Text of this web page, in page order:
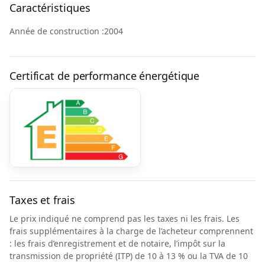
Caractéristiques
Année de construction :2004
Certificat de performance énergétique
Taxes et frais
Le prix indiqué ne comprend pas les taxes ni les frais. Les
frais supplémentaires à la charge de l’acheteur comprennent
: les frais d’enregistrement et de notaire, l’impôt sur la
transmission de propriété (ITP) de 10 à 13 % ou la TVA de 10